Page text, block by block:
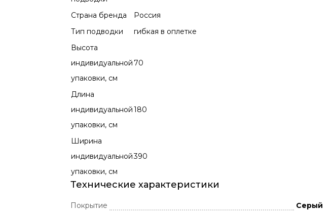
Страна бренда
Россия
Тип подводки
гибкая в оплетке
Высота
индивидуальной
упаковки, см
70
Длина
индивидуальной
упаковки, см
180
Ширина
индивидуальной
упаковки, см
390
Технические характеристики
Покрытие Серый